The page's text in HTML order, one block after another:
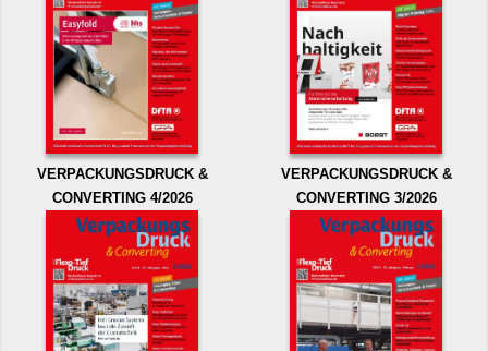
VERPACKUNGSDRUCK &
CONVERTING 4/2026
VERPACKUNGSDRUCK &
CONVERTING 3/2026